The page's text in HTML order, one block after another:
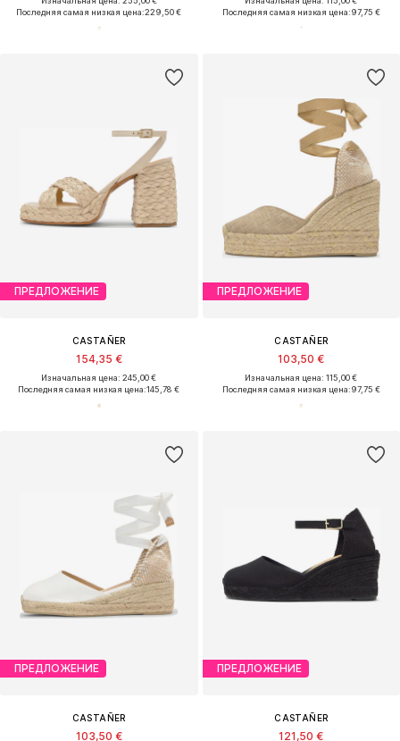
Последняя самая низкая цена:229,50 €
Последняя самая низкая цена:97,75 €
ПРЕДЛОЖЕНИЕ
CASTAÑER
154,35 €
Изначальная цена: 245,00 €
Последняя самая низкая цена:145,78 €
ПРЕДЛОЖЕНИЕ
CASTAÑER
103,50 €
Изначальная цена: 115,00 €
Последняя самая низкая цена:97,75 €
ПРЕДЛОЖЕНИЕ
CASTAÑER
103,50 €
ПРЕДЛОЖЕНИЕ
CASTAÑER
121,50 €